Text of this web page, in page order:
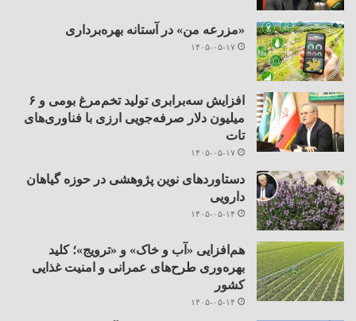
«مزرعه من» در آستانه بهره‌برداری
۱۴۰۵-۰۵-۱۷
افزایش سه‌برابری تولید تخم‌مرغ بومی و ۶
میلیون دلار صرفه‌جویی ارزی با فناوری‌های
تات
۱۴۰۵-۰۵-۱۷
دستاوردهای نوین پژوهشی در حوزه گیاهان
دارویی
۱۴۰۵-۰۵-۱۴
هم‌افزایی «آب و خاک» و «ترویج»؛ کلید
بهره‌وری طرح‌های عمرانی و امنیت غذایی
کشور
۱۴۰۵-۰۵-۱۴